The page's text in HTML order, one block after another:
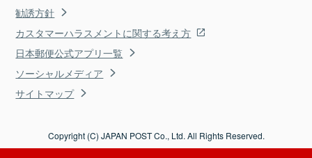
勧誘方針
カスタマーハラスメントに関する考え方
日本郵便公式アプリ一覧
ソーシャルメディア
サイトマップ
Copyright (C) JAPAN POST Co., Ltd. All Rights Reserved.